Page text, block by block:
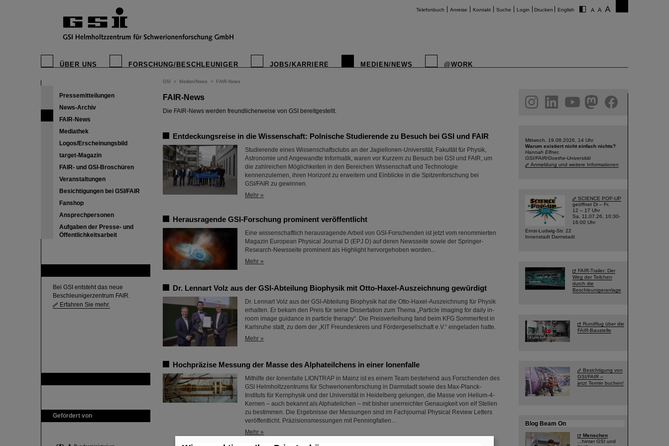
Telefonbuch Anreise Kontakt Suche Login Drucken English
ÜBER UNS FORSCHUNG/BESCHLEUNIGER JOBS/KARRIERE MEDIEN/NEWS @WORK
Pressemitteilungen
News-Archiv
FAIR-News
Mediathek
Logos/Erscheinungsbild
target-Magazin
FAIR- und GSI-Broschüren
Veranstaltungen
Besichtigungen bei GSI/FAIR
Fanshop
Ansprechpersonen
Aufgaben der Presse- und
Öffentlichkeitsarbeit
Bei GSI entsteht das neue
Beschleunigerzentrum FAIR.
Erfahren Sie mehr.
Gefördert von
GSI > Medien/News > FAIR-News
FAIR-News
Die FAIR-News werden freundlicherweise von GSI bereitgestellt.
Entdeckungsreise in die Wissenschaft: Polnische Studierende zu Besuch bei GSI und FAIR
Studierende eines Wissenschaftsclubs an der Jagiellonen-Universität, Fakultät für Physik,
Astronomie und Angewandte Informatik, waren vor Kurzem zu Besuch bei GSI und FAIR, um
die zahlreichen Möglichkeiten in den Bereichen Wissenschaft und Technologie
kennenzulernen, ihren Horizont zu erweitern und Einblicke in die Spitzenforschung bei
GSI/FAIR zu gewinnen.
Mehr »
Herausragende GSI-Forschung prominent veröffentlicht
Eine wissenschaftlich herausragende Arbeit von GSI-Forschenden ist jetzt vom renommierten
Magazin European Physical Journal D (EPJ D) auf deren Newsseite sowie der Springer-
Research-Newsseite prominent als Highlight hervorgehoben worden...
Mehr »
Dr. Lennart Volz aus der GSI-Abteilung Biophysik mit Otto-Haxel-Auszeichnung gewürdigt
Dr. Lennart Volz aus der GSI-Abteilung Biophysik hat die Otto-Haxel-Auszeichnung für Physik
erhalten. Er bekam den Preis für seine Dissertation zum Thema „Particle imaging for daily in-
room image guidance in particle therapy“. Die Preisverleihung fand beim KFG Sommerfest in
Karlsruhe statt, zu dem der „KIT Freundeskreis und Fördergesellschaft e.V.“ eingeladen hatte.
Mehr »
Hochpräzise Messung der Masse des Alphateilchens in einer Ionenfalle
Mithilfe der Ionenfalle LIONTRAP in Mainz ist es einem Team bestehend aus Forschenden des
GSI Helmholtzzentrums für Schwerionenforschung in Darmstadt sowie des Max-Planck-
Instituts für Kernphysik und der Universität in Heidelberg gelungen, die Masse von Helium-4-
Kernen – auch bekannt als Alphateilchen – mit bisher unerreichter Genauigkeit von elf Stellen
zu bestimmen. Die Ergebnisse der Messungen sind im Fachjournal Physical Review Letters
veröffentlicht. Präzisionsmessungen mit Penningfallen…
Mehr »
facebook
Mittwoch, 19.08.2026, 14 Uhr
Warum existiert nicht einfach nichts?
Hannah Elfner,
GSI/FAIR/Goethe-Universität
Anmeldung und weitere Informationen
SCIENCE POP-UP
geöffnet Di – Fr,
12 – 17 Uhr
Sa, 11.07.26, 10:30-
16:00 Uhr
Ernst-Ludwig-Str. 22
Innenstadt Darmstadt
FAIR-Trailer: Der
Weg der Teilchen
durch die
Beschleunigeranlage
Rundflug über die
FAIR-Baustelle
Besichtigung von
GSI/FAIR –
jetzt Termin buchen!
Blog Beam On
Menschen
...hinter GSI und